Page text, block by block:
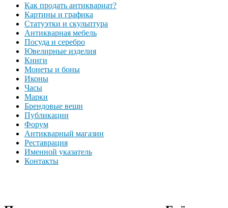
Как продать антиквариат?
Картины и графика
Статуэтки и скульптура
Антикварная мебель
Посуда и серебро
Ювелирные изделия
Книги
Монеты и боны
Иконы
Часы
Марки
Брендовые вещи
Публикации
Форум
Антикварный магазин
Реставрация
Именной указатель
Контакты